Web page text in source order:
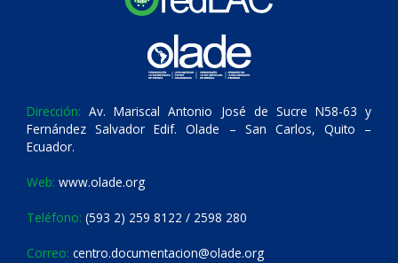
Dirección: Av. Mariscal Antonio José de Sucre N58-63 y
Fernández Salvador Edif. Olade – San Carlos, Quito –
Ecuador.
Web: www.olade.org
Teléfono: (593 2) 259 8122 / 2598 280
Correo: centro.documentacion@olade.org